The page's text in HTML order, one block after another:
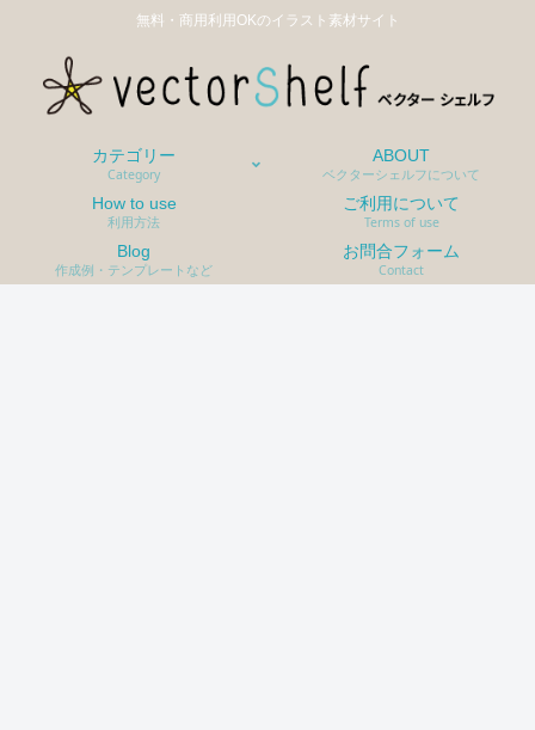
無料・商用利用OKのイラスト素材サイト
カテゴリー
Category
ABOUT
ベクターシェルフについて
How to use
利用方法
ご利用について
Terms of use
Blog
作成例・テンプレートなど
お問合フォーム
Contact